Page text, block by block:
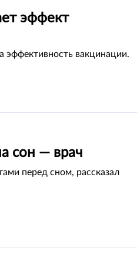
эффект
эффективность вакцинации.
сон — врач
перед сном, рассказал